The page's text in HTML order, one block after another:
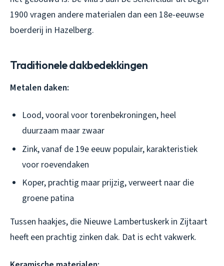
1900 vragen andere materialen dan een 18e-eeuwse
boerderij in Hazelberg.
Traditionele dakbedekkingen
Metalen daken:
Lood, vooral voor torenbekroningen, heel
duurzaam maar zwaar
Zink, vanaf de 19e eeuw populair, karakteristiek
voor roevendaken
Koper, prachtig maar prijzig, verweert naar die
groene patina
Tussen haakjes, die Nieuwe Lambertuskerk in Zijtaart
heeft een prachtig zinken dak. Dat is echt vakwerk.